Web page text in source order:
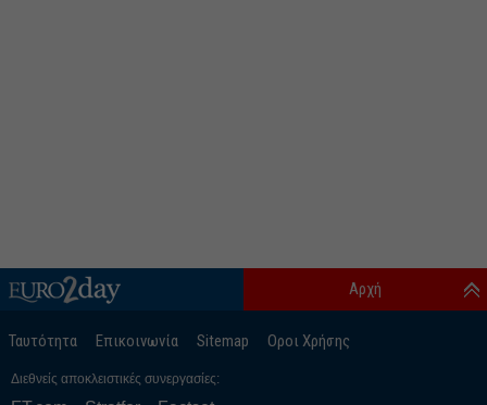
Ταυτότητα Επικοινωνία Sitemap Οροι Χρήσης
Αρχή
Διεθνείς αποκλειστικές συνεργασίες: